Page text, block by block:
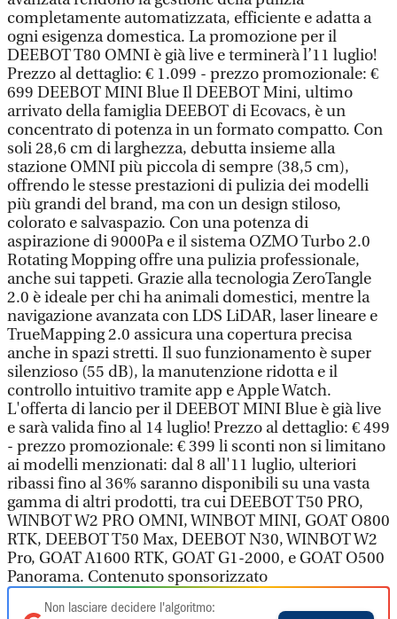
completamente automatizzata, efficiente e adatta a
ogni esigenza domestica. La promozione per il
DEEBOT T80 OMNI è già live e terminerà l’11 luglio!
Prezzo al dettaglio: € 1.099 - prezzo promozionale: €
699 DEEBOT MINI Blue Il DEEBOT Mini, ultimo
arrivato della famiglia DEEBOT di Ecovacs, è un
concentrato di potenza in un formato compatto. Con
soli 28,6 cm di larghezza, debutta insieme alla
stazione OMNI più piccola di sempre (38,5 cm),
offrendo le stesse prestazioni di pulizia dei modelli
più grandi del brand, ma con un design stiloso,
colorato e salvaspazio. Con una potenza di
aspirazione di 9000Pa e il sistema OZMO Turbo 2.0
Rotating Mopping offre una pulizia professionale,
anche sui tappeti. Grazie alla tecnologia ZeroTangle
2.0 è ideale per chi ha animali domestici, mentre la
navigazione avanzata con LDS LiDAR, laser lineare e
TrueMapping 2.0 assicura una copertura precisa
anche in spazi stretti. Il suo funzionamento è super
silenzioso (55 dB), la manutenzione ridotta e il
controllo intuitivo tramite app e Apple Watch.
L'offerta di lancio per il DEEBOT MINI Blue è già live
e sarà valida fino al 14 luglio! Prezzo al dettaglio: € 499
- prezzo promozionale: € 399 li sconti non si limitano
ai modelli menzionati: dal 8 all'11 luglio, ulteriori
ribassi fino al 36% saranno disponibili su una vasta
gamma di altri prodotti, tra cui DEEBOT T50 PRO,
WINBOT W2 PRO OMNI, WINBOT MINI, GOAT O800
RTK, DEEBOT T50 Max, DEEBOT N30, WINBOT W2
Pro, GOAT A1600 RTK, GOAT G1-2000, e GOAT O500
Panorama. Contenuto sponsorizzato
Non lasciare decidere l'algoritmo: